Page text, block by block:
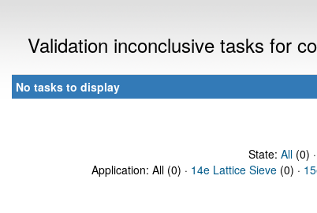
Validation inconclusive tasks for
No tasks to display
State: All(0) ·
Application: All (0) · 14e Lattice Sieve (0) ·